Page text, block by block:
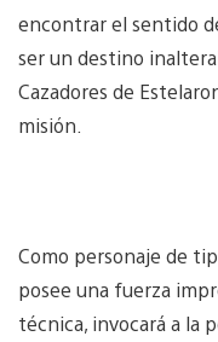
encontrar el sentido
ser un destino
Cazadores de
misión.
Como personaje de
posee una fuerza
técnica, invocará a la